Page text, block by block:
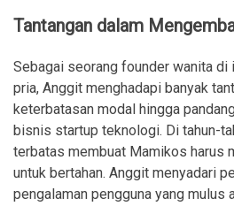
Tantangan dalam
Sebagai seorang founder wanita
pria, Anggit menghadapi banyak
keterbatasan modal hingga
bisnis startup teknologi. Di tahun-
terbatas membuat Mamikos harus
untuk bertahan. Anggit menyadari
pengalaman pengguna yang mulus